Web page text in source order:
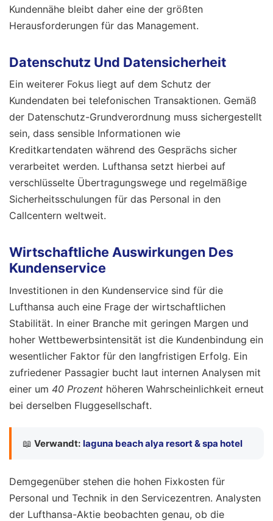
Kundennähe bleibt daher eine der größten
Herausforderungen für das Management.
Datenschutz Und Datensicherheit
Ein weiterer Fokus liegt auf dem Schutz der
Kundendaten bei telefonischen Transaktionen. Gemäß
der Datenschutz-Grundverordnung muss sichergestellt
sein, dass sensible Informationen wie
Kreditkartendaten während des Gesprächs sicher
verarbeitet werden. Lufthansa setzt hierbei auf
verschlüsselte Übertragungswege und regelmäßige
Sicherheitsschulungen für das Personal in den
Callcentern weltweit.
Wirtschaftliche Auswirkungen Des
Kundenservice
Investitionen in den Kundenservice sind für die
Lufthansa auch eine Frage der wirtschaftlichen
Stabilität. In einer Branche mit geringen Margen und
hoher Wettbewerbsintensität ist die Kundenbindung ein
wesentlicher Faktor für den langfristigen Erfolg. Ein
zufriedener Passagier bucht laut internen Analysen mit
einer um 40 Prozent höheren Wahrscheinlichkeit erneut
bei derselben Fluggesellschaft.
📖 Verwandt: laguna beach alya resort & spa hotel
Demgegenüber stehen die hohen Fixkosten für
Personal und Technik in den Servicezentren. Analysten
der Lufthansa-Aktie beobachten genau, ob die